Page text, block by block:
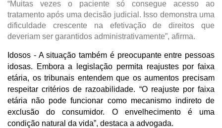
“Muitas vezes o paciente só consegue acesso ao
tratamento após uma decisão judicial. Isso demonstra uma
dificuldade crescente na efetivação de direitos que
deveriam ser garantidos administrativamente”, afirma.
Idosos - A situação também é preocupante entre pessoas
idosas. Embora a legislação permita reajustes por faixa
etária, os tribunais entendem que os aumentos precisam
respeitar critérios de razoabilidade. “O reajuste por faixa
etária não pode funcionar como mecanismo indireto de
exclusão do consumidor. O envelhecimento é uma
condição natural da vida”, destaca a advogada.